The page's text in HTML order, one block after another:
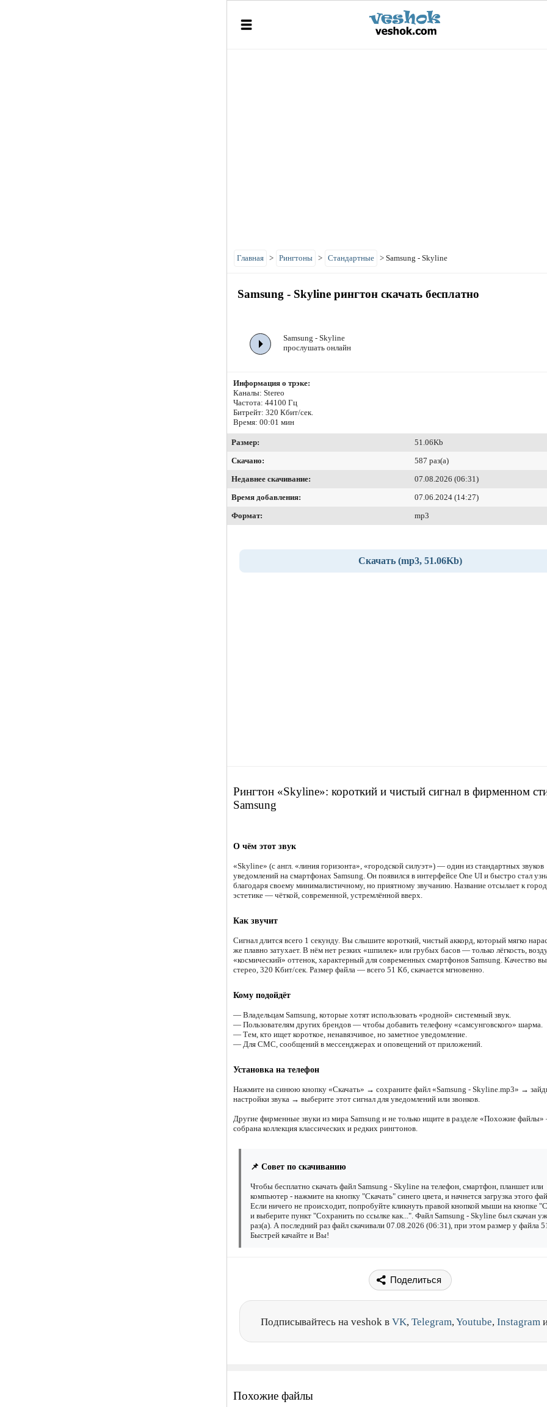
Главная > Рингтоны > Стандартные > Samsung - Skyline
Samsung - Skyline рингтон скачать бесплатно
Samsung - Skyline
прослушать онлайн
Информация о трэке:
Каналы: Stereo
Частота: 44100 Гц
Битрейт: 320 Кбит/сек.
Время: 00:01 мин
Размер:
51.06Kb
Скачано:
587 раз(а)
Недавнее скачивание:
07.08.2026 (06:31)
Время добавления:
07.06.2024 (14:27)
Формат:
mp3
Скачать (mp3, 51.06Kb)
Рингтон «Skyline»: короткий и чистый сигнал в фирменном
Samsung
О чём этот звук
«Skyline» (с англ. «линия горизонта», «городской силуэт») — один из стандартных звуков
уведомлений на смартфонах Samsung. Он появился в интерфейсе One UI и быстро стал
благодаря своему минималистичному, но приятному звучанию. Название отсылает к
эстетике — чёткой, современной, устремлённой вверх.
Как звучит
Сигнал длится всего 1 секунду. Вы слышите короткий, чистый аккорд, который мягко
же плавно затухает. В нём нет резких «шпилек» или грубых басов — только лёгкость,
«космический» оттенок, характерный для современных смартфонов Samsung. Качество
стерео, 320 Кбит/сек. Размер файла — всего 51 Кб, скачается мгновенно.
Кому подойдёт
— Владельцам Samsung, которые хотят использовать «родной» системный звук.
— Пользователям других брендов — чтобы добавить телефону «самсунговского» шарма.
— Тем, кто ищет короткое, ненавязчивое, но заметное уведомление.
— Для СМС, сообщений в мессенджерах и оповещений от приложений.
Установка на телефон
Нажмите на синюю кнопку «Скачать» → сохраните файл «Samsung - Skyline.mp3» →
настройки звука → выберите этот сигнал для уведомлений или звонков.
Другие фирменные звуки из мира Samsung и не только ищите в разделе «Похожие
собрана коллекция классических и редких рингтонов.
📌 Совет по скачиванию
Чтобы бесплатно скачать файл Samsung - Skyline на телефон, смартфон, планшет или
компьютер - нажмите на кнопку "Скачать" синего цвета, и начнется загрузка этого
Если ничего не происходит, попробуйте кликнуть правой кнопкой мыши на кнопке
и выберите пункт "Сохранить по ссылке как...". Файл Samsung - Skyline был скачан
раз(а). А последний раз файл скачивали 07.08.2026 (06:31), при этом размер у файла
Быстрей качайте и Вы!
Поделиться
Подписывайтесь на veshok в VK, Telegram,Youtube, Instagram
Похожие файлы